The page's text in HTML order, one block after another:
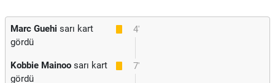
4'
Marc Guehi sarı kart
gördü
7'
Kobbie Mainoo sarı kart
gördü